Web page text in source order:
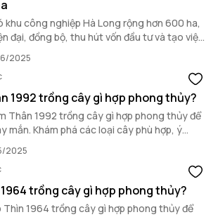
khu công nghiệp Hà Long rộng hơn 600 ha,
đại, đồng bộ, thu hút vốn đầu tư và tạo việc
lao động địa phương.
2025
1992 trồng cây gì hợp phong thủy?
Thân 1992 trồng cây gì hợp phong thủy để
mắn. Khám phá các loại cây phù hợp, ý
tưởng.
2025
trồng cây gì hợp phong thủy?
Thìn 1964 trồng cây gì hợp phong thủy để